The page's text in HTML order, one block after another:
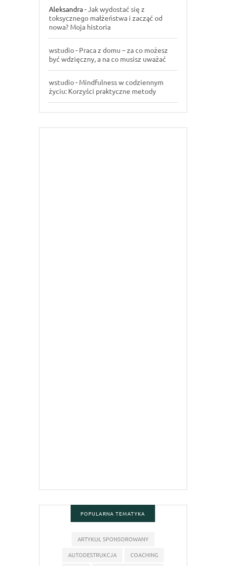
Aleksandra-Jak wydostać się z
toksycznego małżeństwa i zacząć od
nowa? Moja historia
wstudio- Praca z domu – za co możesz
być wdzięczny, a na co musisz uważać
wstudio- Mindfulness w codziennym
życiu: Korzyści praktyczne metody
POPULARNA TEMATYKA
ARTYKUŁ SPONSOROWANY
AUTODESTRUKCJA
COACHING